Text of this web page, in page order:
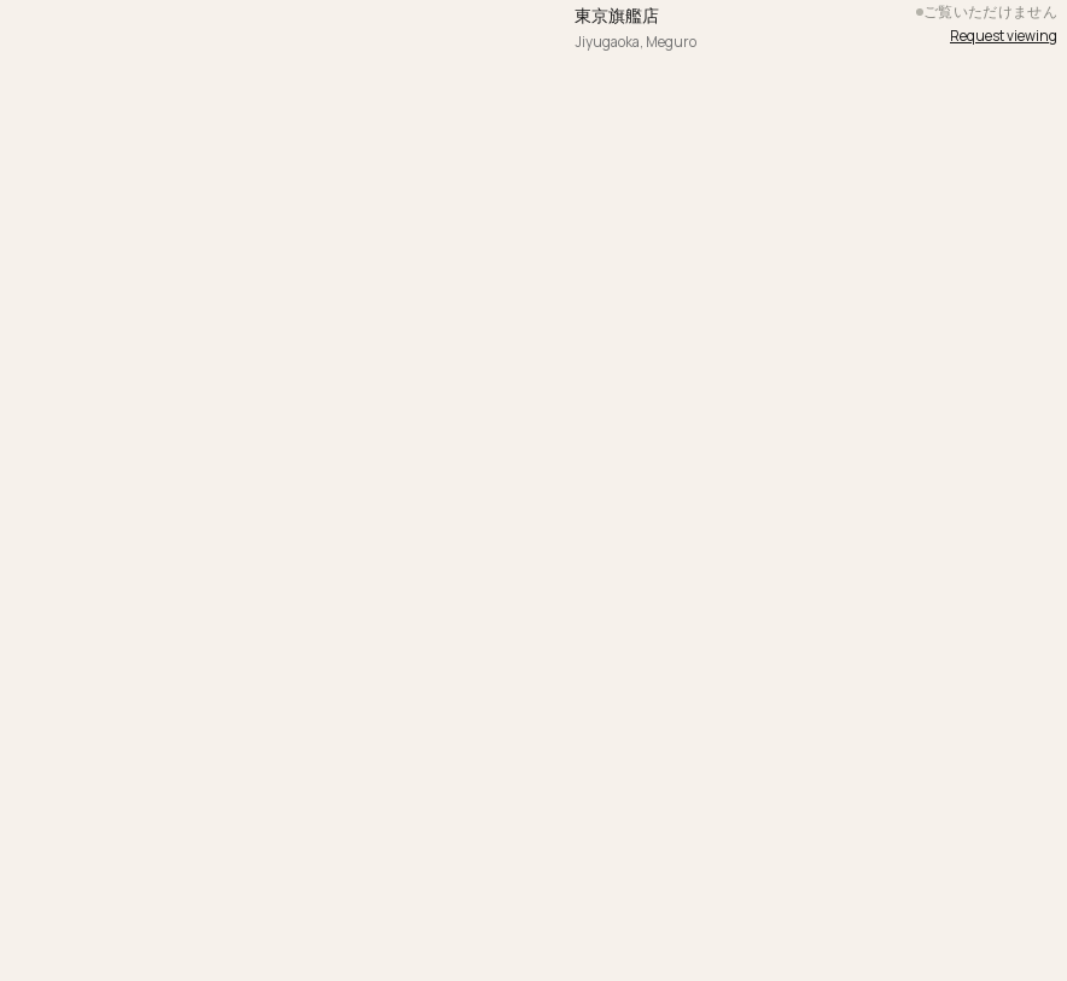
東京旗艦店
Jiyugaoka, Meguro
ご覧いただけません
Request viewing